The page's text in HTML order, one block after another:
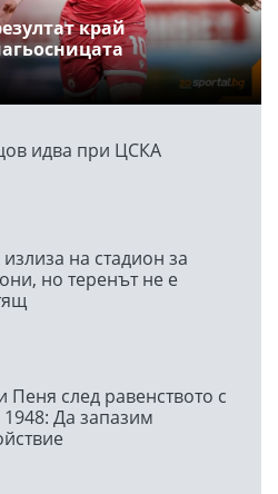
край
идва при ЦСКА
на стадион за
но теренът не е
Пеня след равенството с
Да запазим